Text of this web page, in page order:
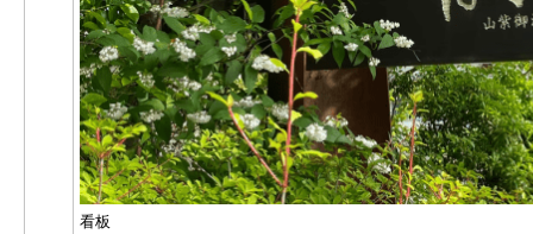
看板